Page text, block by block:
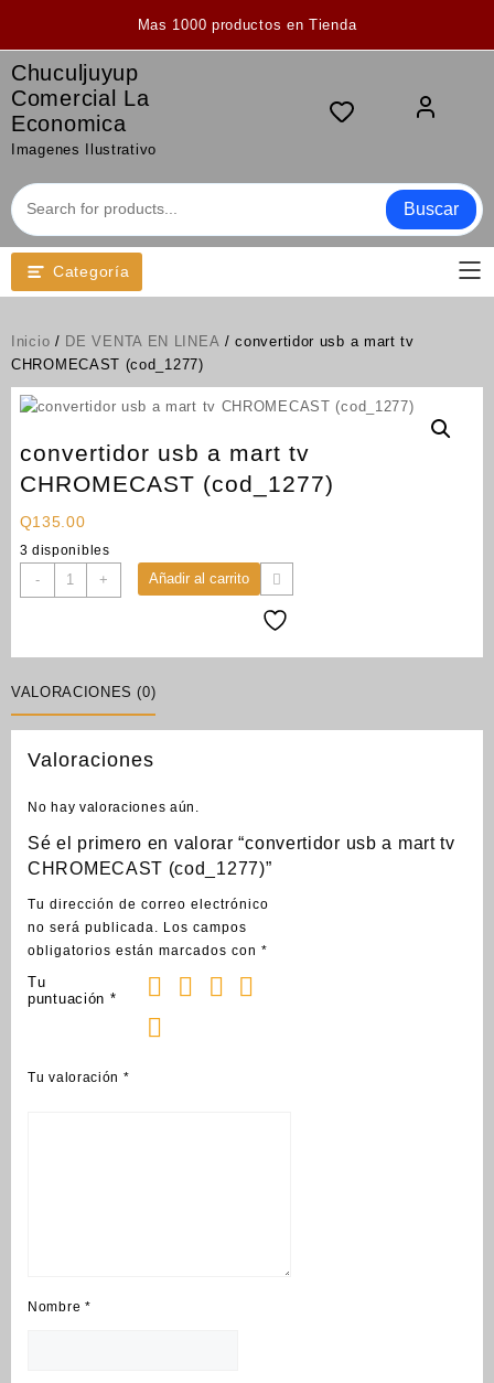
Mas 1000 productos en Tienda
Chuculjuyup
Comercial La
Economica
Imagenes Ilustrativo
Buscar
Categoría
Inicio / DE VENTA EN LINEA / convertidor usb a mart tv
CHROMECAST (cod_1277)
convertidor usb a mart tv
CHROMECAST (cod_1277)
Q135.00
3 disponibles
-
convertidor
usb
CHROMECAST
(cod_1277)
+ Añadir al carrito
VALORACIONES (0)
Valoraciones
No hay valoraciones aún.
Sé el primero en valorar “convertidor usb a mart tv
CHROMECAST (cod_1277)”
Tu dirección de correo electrónico
no será publicada.
Los campos
obligatorios están marcados con *
Tu
puntuación *
Tu valoración *
Nombre *